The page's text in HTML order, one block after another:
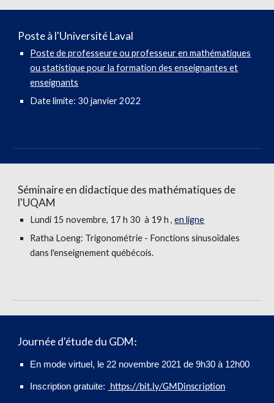
Poste à l'UniversitéLaval
Poste de professeure ou professeur en mathématiques
ou statistique pour la formation des enseignantes et
enseignants
Date limite: 30 janvier 2022
Séminaire en didactique des mathématiques de
l'UQAM
Lundi 15novembre, 17 h 30 à 19 h ,en ligne
Ratha Loeng: Trigonométrie - Fonctions sinusoïdales
dans l'enseignement québécois.
Journée d'étude du GDM:
En mode virtuel, le 22 novembre 2021 de 9h30 à 12h00
Inscription gratuite: https://bit.ly/GMDinscription